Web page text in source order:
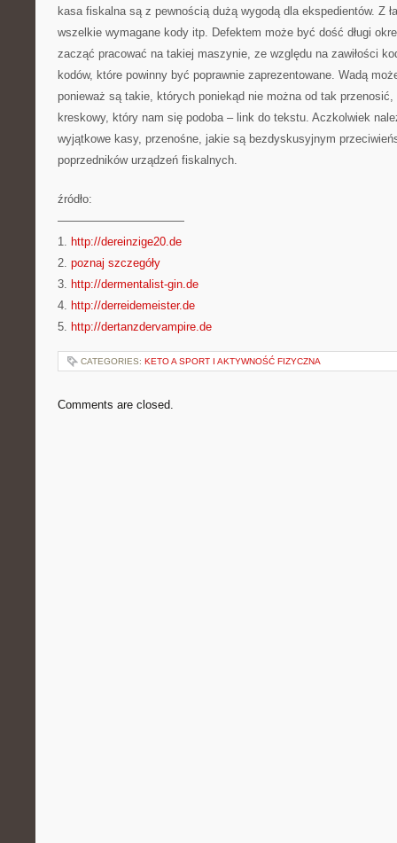
kasa fiskalna są z pewnością dużą wygodą dla ekspedientów. Z
wszelkie wymagane kody itp. Defektem może być dość długi
zacząć pracować na takiej maszynie, ze względu na zawiłości
kodów, które powinny być poprawnie zaprezentowane. Wadą
ponieważ są takie, których poniekąd nie można od tak
kreskowy, który nam się podoba – link do tekstu. Aczkolwiek
wyjątkowe kasy, przenośne, jakie są bezdyskusyjnym
poprzedników urządzeń fiskalnych.
źródło:
———————————
1. http://dereinzige20.de
2. poznaj szczegóły
3. http://dermentalist-gin.de
4. http://derreidemeister.de
5. http://dertanzdervampire.de
CATEGORIES: KETO A SPORT I AKTYWNOŚĆ FIZYCZNA
Comments are closed.